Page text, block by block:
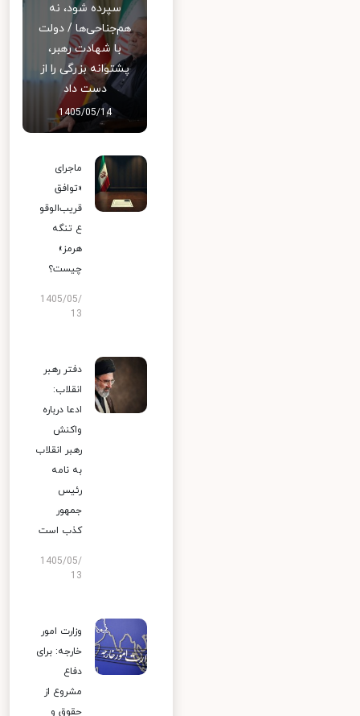
سپرده شود، نه
هم‌جناحی‌ها / دولت
با شهادت رهبر،
پشتوانه بزرگی را از
دست داد
1405/05/14
ماجرای
«توافق
قریب‌الوقو
ع تنگه
هرمز»
چیست؟
1405/05/
13
دفتر رهبر
انقلاب:
ادعا درباره
واکنش
رهبر انقلاب
به نامه
رئیس
جمهور
کذب است
1405/05/
13
وزارت امور
خارجه: برای
دفاع
مشروع از
حقوق و